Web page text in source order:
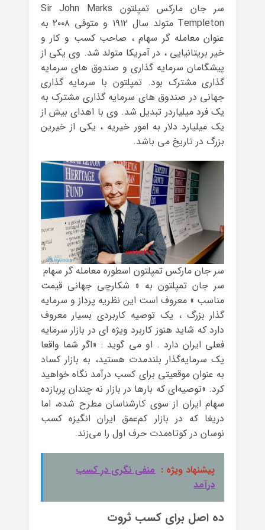
سر جان مارکس تمپلتون Sir John Marks
Templeton متولد سال ۱۹۱۲ و متوفی ۲۰۰۸ به
عنوان معامله گر سهام ، صاحب کسب و کار و
خیر بریتانیایی ، در آمریکا متولد شد. وی یکی از
پیشگامان سرمایه گذاری و صندوق های سرمایه
گذاری مشترک بود. تمپلتون با سرمایه گذاری
جهانی در صندوق های سرمایه گذاری مشترک به
یک فرد میلیاردر تبدیل شد. وی با اهدای بیش از
یک میلیارد دلار به امور خیریه ، یکی از خیرین
بزرگ در تاریخ می باشد.
سر جان مارکس تمپلتون اسطوره معامله گر سهام
سر جان تمپلتون به « شکارچی جهانی قیمت
مناسب » معروف است این نظریه پرداز و سرمایه
گذار بزرگ ، یک توصیه کاربردی بسیار معروف
دارد که شاید هنوز کاربرد ویژه ای در بازار سرمایه
فعلی ایران دارد . او می گوید : «اگر شما واقعا
یک سرمایه‌گذار بلندمدت هستید، به بازار کساد
به عنوان موقعیتی برای کسب درآمد نگاه خواهید
کرد. »توصیه‌ای که بارها در بازار نه چندان پربازده
سهام ایران از سوی کارشناسان مطرح شده، اما
دریغا که در بازار کم‌عمق ایران انگیزه کسب
نوسان در کوتاه‌مدت حرف اول را می‌زند.
پیشنهاد ویژه : منفی نگری در کسب
درآمد
ده اصل برای کسب ثروت